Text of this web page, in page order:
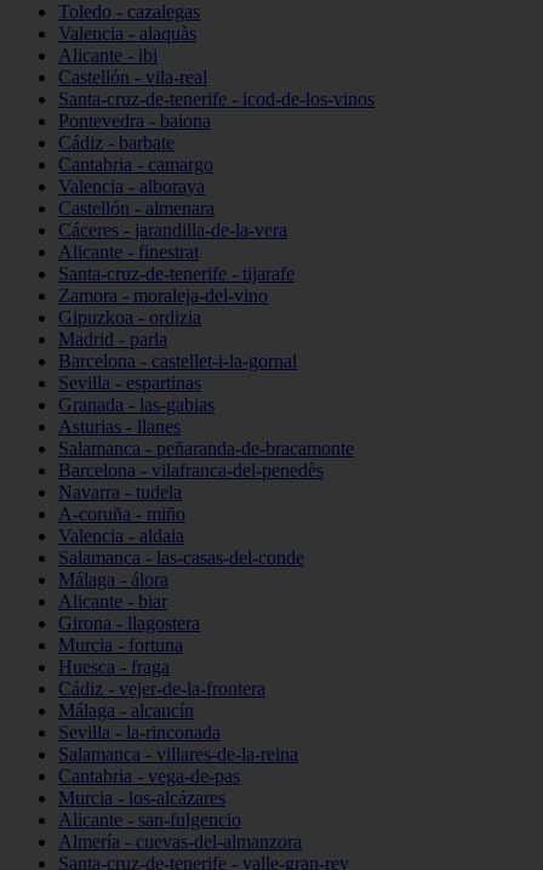
Toledo - cazalegas
Valencia - alaquàs
Alicante - ibi
Castellón - vila-real
Santa-cruz-de-tenerife - icod-de-los-vinos
Pontevedra - baiona
Cádiz - barbate
Cantabria - camargo
Valencia - alboraya
Castellón - almenara
Cáceres - jarandilla-de-la-vera
Alicante - finestrat
Santa-cruz-de-tenerife - tijarafe
Zamora - moraleja-del-vino
Gipuzkoa - ordizia
Madrid - parla
Barcelona - castellet-i-la-gornal
Sevilla - espartinas
Granada - las-gabias
Asturias - llanes
Salamanca - peñaranda-de-bracamonte
Barcelona - vilafranca-del-penedès
Navarra - tudela
A-coruña - miño
Valencia - aldaia
Salamanca - las-casas-del-conde
Málaga - álora
Alicante - biar
Girona - llagostera
Murcia - fortuna
Huesca - fraga
Cádiz - vejer-de-la-frontera
Málaga - alcaucín
Sevilla - la-rinconada
Salamanca - villares-de-la-reina
Cantabria - vega-de-pas
Murcia - los-alcázares
Alicante - san-fulgencio
Almería - cuevas-del-almanzora
Santa-cruz-de-tenerife - valle-gran-rey